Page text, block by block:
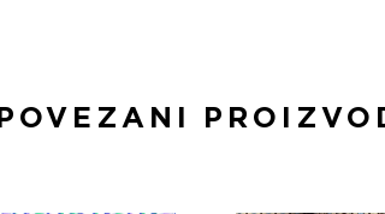
POVEZANI